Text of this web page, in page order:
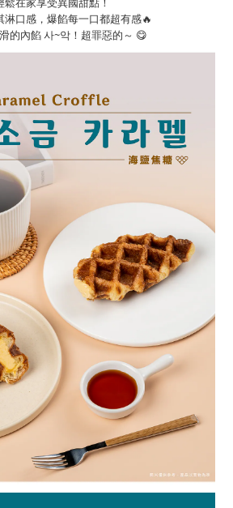
淋口感，爆餡每一口都超有感🔥
的內餡 사~악！超罪惡的～ 😋